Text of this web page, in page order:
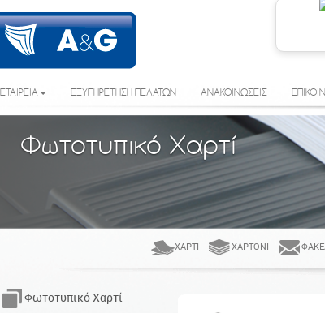
ΕΤΑΙΡΕΙΑ ΕΞΥΠΗΡΕΤΗΣΗ ΠΕΛΑΤΩΝ ΑΝΑΚΟΙΝΩΣΕΙΣ
Φωτοτυπικό Χαρτί
ΧΑΡΤΊ ΧΑΡΤΌΝΙ
Φωτοτυπικό Χαρτί